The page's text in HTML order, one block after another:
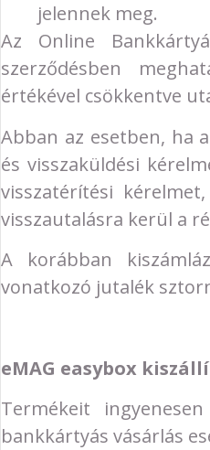
jelennek meg.
Az Online
szerződésben
értékével csökkentve
Abban az esetben, ha
és visszaküldési
visszatérítési
visszautalásra kerül a
A korábban
vonatkozó jutalék
eMAG easybox
Termékeit
bankkártyás vásárlás